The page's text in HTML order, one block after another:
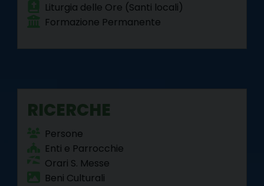
Liturgia delle Ore (Santi locali)
Formazione Permanente
RICERCHE
Persone
Enti e Parrocchie
Orari S. Messe
Beni Culturali